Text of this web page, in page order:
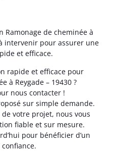
Ramonage de cheminée à
intervenir pour assurer une
et efficace.
rapide et efficace pour
à Reygade – 19430 ?
nous contacter !
sur simple demande.
votre projet, nous vous
fiable et sur mesure.
pour bénéficier d’un